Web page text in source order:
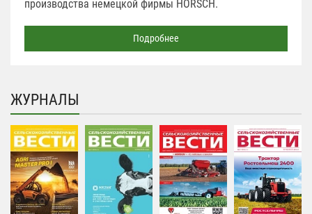
производства немецкой фирмы HORSCH.
Подробнее
ЖУРНАЛЫ